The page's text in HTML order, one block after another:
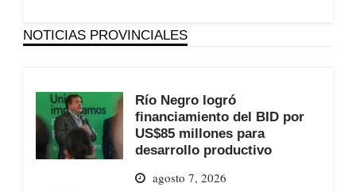
NOTICIAS PROVINCIALES
Río Negro logró
financiamiento del BID por
US$85 millones para
desarrollo productivo
agosto 7, 2026